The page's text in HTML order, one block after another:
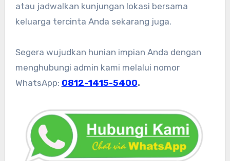
atau jadwalkan kunjungan lokasi bersama
keluarga tercinta Anda sekarang juga.
Segera wujudkan hunian impian Anda dengan
menghubungi admin kami melalui nomor
WhatsApp: 0812-1415-5400.